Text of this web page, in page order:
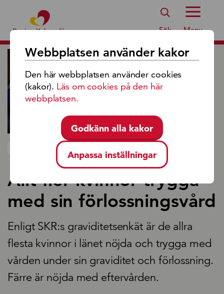
Region Kalmar Läns Logotyp
Sök Meny
NYHET 2025-07-08
Allt fler kvinnor trygga
med sin förlossningsvård
Enligt SKR:s graviditetsenkät är de allra
flesta kvinnor i länet nöjda och trygga med
vården under sin graviditet och förlossning.
Färre är nöjda med eftervården.
Webbplatsen använder kakor
Den här webbplatsen använder cookies
(kakor). Läs om cookies på den här
webbplatsen.
Godkänn alla kakor
Anpassa inställningar